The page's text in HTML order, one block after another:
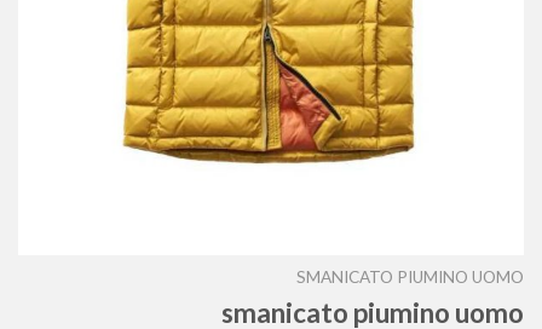
SMANICATO PIUMINO UOMO
smanicato piumino uomo